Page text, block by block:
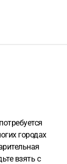
городах
взять с